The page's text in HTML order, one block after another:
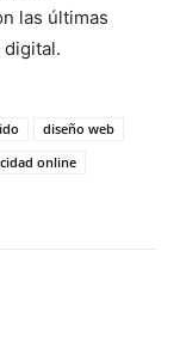
las últimas
diseño web
online